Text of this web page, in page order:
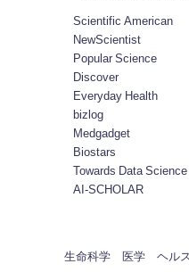
Scientific American
NewScientist
Popular Science
Discover
Everyday Health
bizlog
Medgadget
Biostars
Towards Data Science
AI-SCHOLAR
生命科学 医学 ヘル